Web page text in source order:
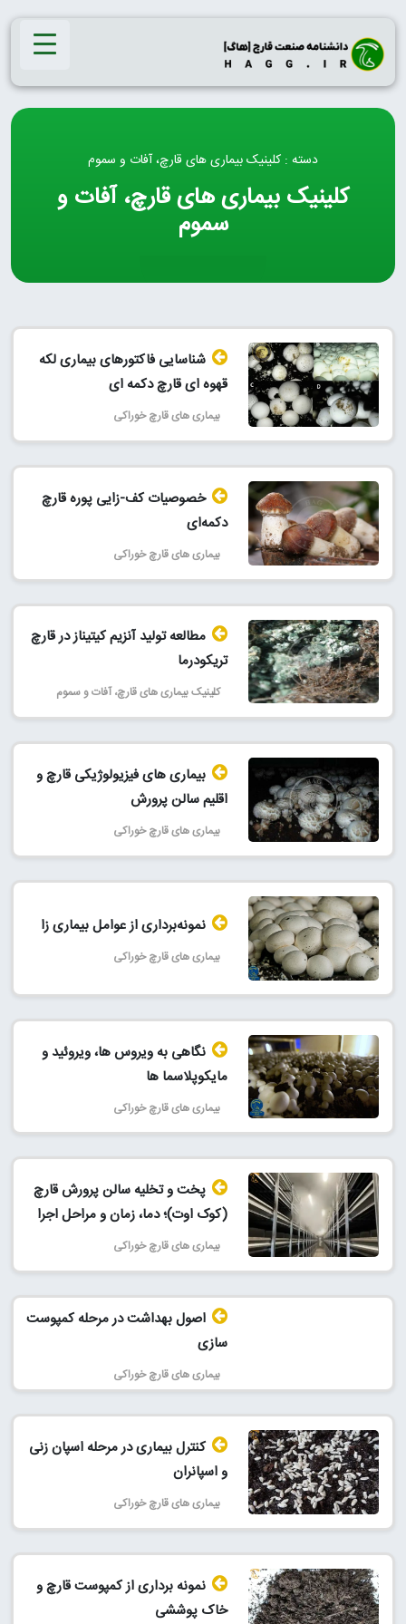
Skip
content
دسته : کلینیک بیماری‌ های قارچ، آفات و سموم
کلینیک بیماری‌ های قارچ، آفات و
سموم
شناسایی فاکتورهای بیماری لکه
قهوه‌ ای قارچ دکمه ای
بیماری های قارچ خوراکی
خصوصیات کف-زايی پوره قارچ
دکمه‌ای
بیماری های قارچ خوراکی
مطالعه توليد آنزيم كيتيناز در قارچ
تريكودرما
کلینیک بیماری‌ های قارچ، آفات و سموم
بیماری های فیزیولوژیکی قارچ و
اقلیم سالن پرورش
بیماری های قارچ خوراکی
نمونه‌برداری از عوامل بیماری زا
بیماری های قارچ خوراکی
نگاهی به ویروس ها، ویروئید و
مایکوپلاسما ها
بیماری های قارچ خوراکی
پخت و تخلیه سالن پرورش قارچ
(کوک اوت)؛ دما، زمان و مراحل اجرا
بیماری های قارچ خوراکی
اصول بهداشت در مرحله کمپوست
سازی
بیماری های قارچ خوراکی
کنترل بیماری در مرحله اسپان زنی
و اسپانران
بیماری های قارچ خوراکی
نمونه برداری از کمپوست قارچ و
خاک پوششی